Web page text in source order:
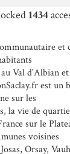
1434
Val d'Albian
est
sur les
la vie de
sur le
voisines
Orsay,